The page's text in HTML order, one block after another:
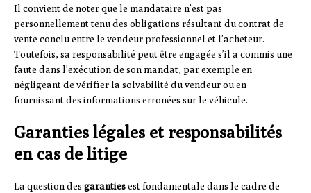
Il convient de noter que le mandataire n’est pas
personnellement tenu des obligations résultant du contrat de
vente conclu entre le vendeur professionnel et l’acheteur.
Toutefois, sa responsabilité peut être engagée s’il a commis une
faute dans l’exécution de son mandat, par exemple en
négligeant de vérifier la solvabilité du vendeur ou en
fournissant des informations erronées sur le véhicule.
Garanties légales et responsabilités
en cas de litige
La question des garantiesest fondamentale dans le cadre de